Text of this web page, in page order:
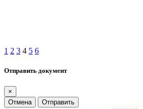
1 2 3 4 5 6
Отправить документ
×
Отмена
Отправить